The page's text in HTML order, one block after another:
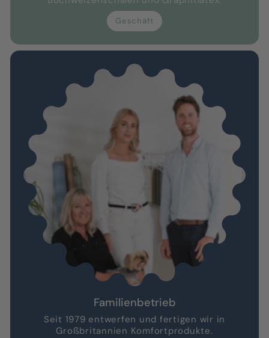
Geschäft
Familienbetrieb
Seit 1979 entwerfen und fertigen wir in
Großbritannien Komfortprodukte.